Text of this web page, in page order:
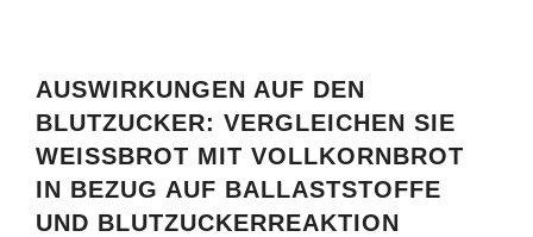
AUSWIRKUNGEN AUF DEN
BLUTZUCKER: VERGLEICHEN SIE
WEISSBROT MIT VOLLKORNBROT I
N BEZUG AUF BALLASTSTOFFE U
ND BLUTZUCKERREAKTION